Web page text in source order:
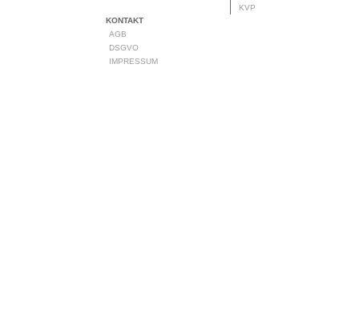
KVP
KONTAKT
AGB
DSGVO
IMPRESSUM